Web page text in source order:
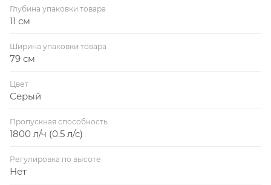
Глубина упаковки товара
11 см
Ширина упаковки товара
79 см
Цвет
Серый
Пропускная способность
1800 л/ч (0.5 л/с)
Регулировка по высоте
Нет